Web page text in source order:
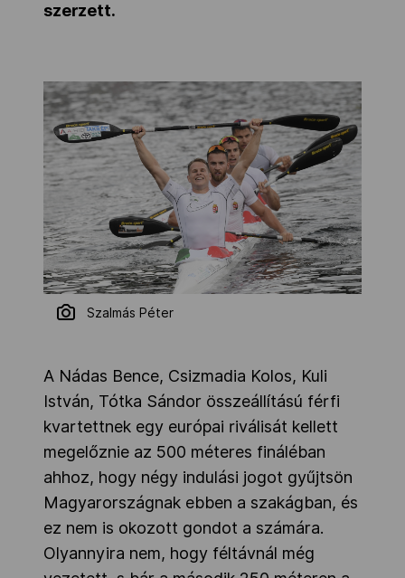
OVEP
Adatbank
szerzett.
Szalmás Péter
A Nádas Bence, Csizmadia Kolos, Kuli
István, Tótka Sándor összeállítású férfi
kvartettnek egy európai riválisát kellett
megelőznie az 500 méteres fináléban
ahhoz, hogy négy indulási jogot gyűjtsön
Magyarországnak ebben a szakágban, és
ez nem is okozott gondot a számára.
Olyannyira nem, hogy féltávnál még